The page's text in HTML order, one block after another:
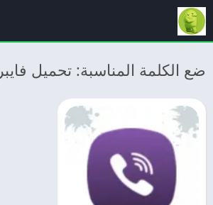
ضع الكلمة المناسبة: تحميل فايبر